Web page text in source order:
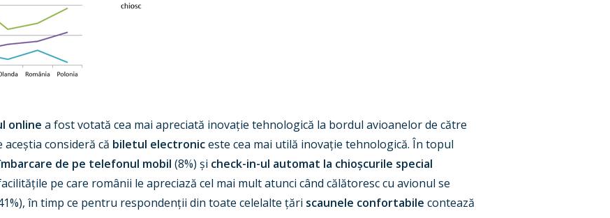
online a fost votată cea mai apreciată inovație tehnologică la bordul avioanelor de către
consideră că biletul electroniceste cea mai utilă inovație tehnologică. În topul
de pe telefonul mobil (8%) și check-in-ul automat la chioșcurile special
pe care românii le apreciază cel mai mult atunci când călătoresc cu avionul se
în timp ce pentru respondenții din toate celelalte țări scaunele confortabile contează